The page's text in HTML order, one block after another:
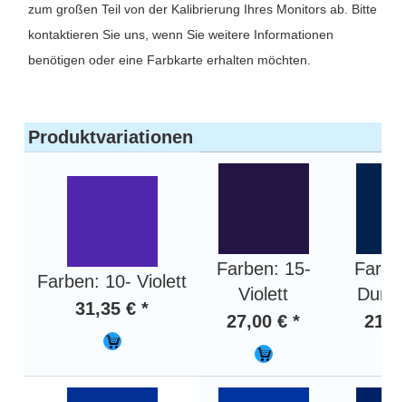
zum großen Teil von der Kalibrierung Ihres Monitors ab. Bitte
kontaktieren Sie uns, wenn Sie weitere Informationen
benötigen oder eine Farbkarte erhalten möchten.
Produktvariationen
Farben: 10- Violett
31,35 € *
Farben: 15-
Violett
27,00 € *